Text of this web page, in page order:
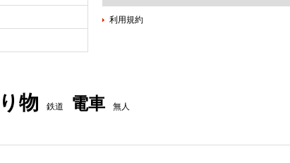
利用規約
物 鉄道 電車 無人